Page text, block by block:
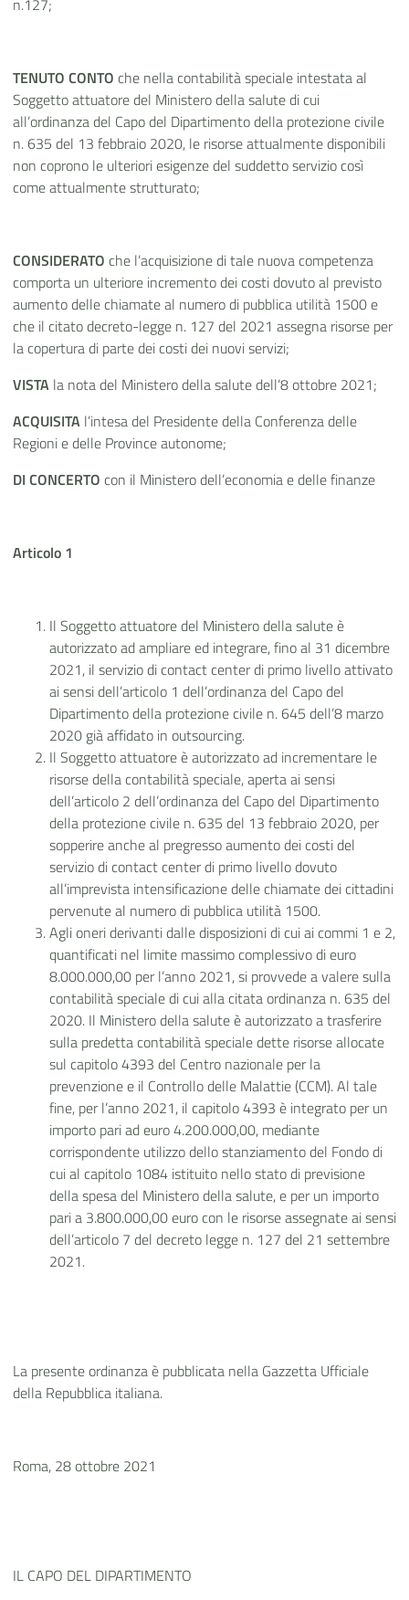
n.127;
TENUTO CONTO che nella contabilità speciale intestata al
Soggetto attuatore del Ministero della salute di cui
all’ordinanza del Capo del Dipartimento della protezione civile
n. 635 del 13 febbraio 2020, le risorse attualmente disponibili
non coprono le ulteriori esigenze del suddetto servizio così
come attualmente strutturato;
CONSIDERATO che l’acquisizione di tale nuova competenza
comporta un ulteriore incremento dei costi dovuto al previsto
aumento delle chiamate al numero di pubblica utilità 1500 e
che il citato decreto-legge n. 127 del 2021 assegna risorse per
la copertura di parte dei costi dei nuovi servizi;
VISTA la nota del Ministero della salute dell’8 ottobre 2021;
ACQUISITA l’intesa del Presidente della Conferenza delle
Regioni e delle Province autonome;
DI CONCERTO con il Ministero dell’economia e delle finanze
Articolo 1
Il Soggetto attuatore del Ministero della salute è
autorizzatoad ampliare ed integrare, fino al 31 dicembre
2021, il servizio di contact center di primo livello attivato
ai sensi dell’articolo 1 dell’ordinanza del Capo del
Dipartimento della protezione civile n. 645 dell’8 marzo
2020 già affidato in outsourcing.
Il Soggetto attuatore è autorizzato ad incrementare le
risorse della contabilità speciale, aperta ai sensi
dell’articolo 2 dell’ordinanza del Capo del Dipartimento
della protezione civile n. 635 del 13 febbraio 2020, per
sopperire anche al pregresso aumento dei costi del
servizio di contact center di primo livello dovuto
all’imprevista intensificazione delle chiamate dei cittadini
pervenute al numero di pubblica utilità 1500.
Agli oneri derivanti dalle disposizioni di cui ai commi 1 e 2,
quantificati nel limite massimo complessivo di euro
8.000.000,00 per l’anno 2021, si provvede a valere sulla
contabilità speciale di cui alla citata ordinanza n. 635 del
2020. Il Ministero della salute è autorizzato a trasferire
sulla predetta contabilità speciale dette risorse allocate
sul capitolo 4393 del Centro nazionale per la
prevenzione e il Controllo delle Malattie (CCM). Al tale
fine, per l’anno 2021, il capitolo 4393 è integrato per un
importo pari ad euro 4.200.000,00, mediante
corrispondente utilizzo dello stanziamento del Fondo di
cui al capitolo 1084 istituito nello stato di previsione
della spesa del Ministero della salute, e per un importo
pari a 3.800.000,00 euro con le risorse assegnate ai sensi
dell’articolo 7 del decreto legge n. 127 del 21 settembre
2021.
La presente ordinanza è pubblicata nella Gazzetta Ufficiale
della Repubblica italiana.
Roma, 28 ottobre 2021
IL CAPO DEL DIPARTIMENTO